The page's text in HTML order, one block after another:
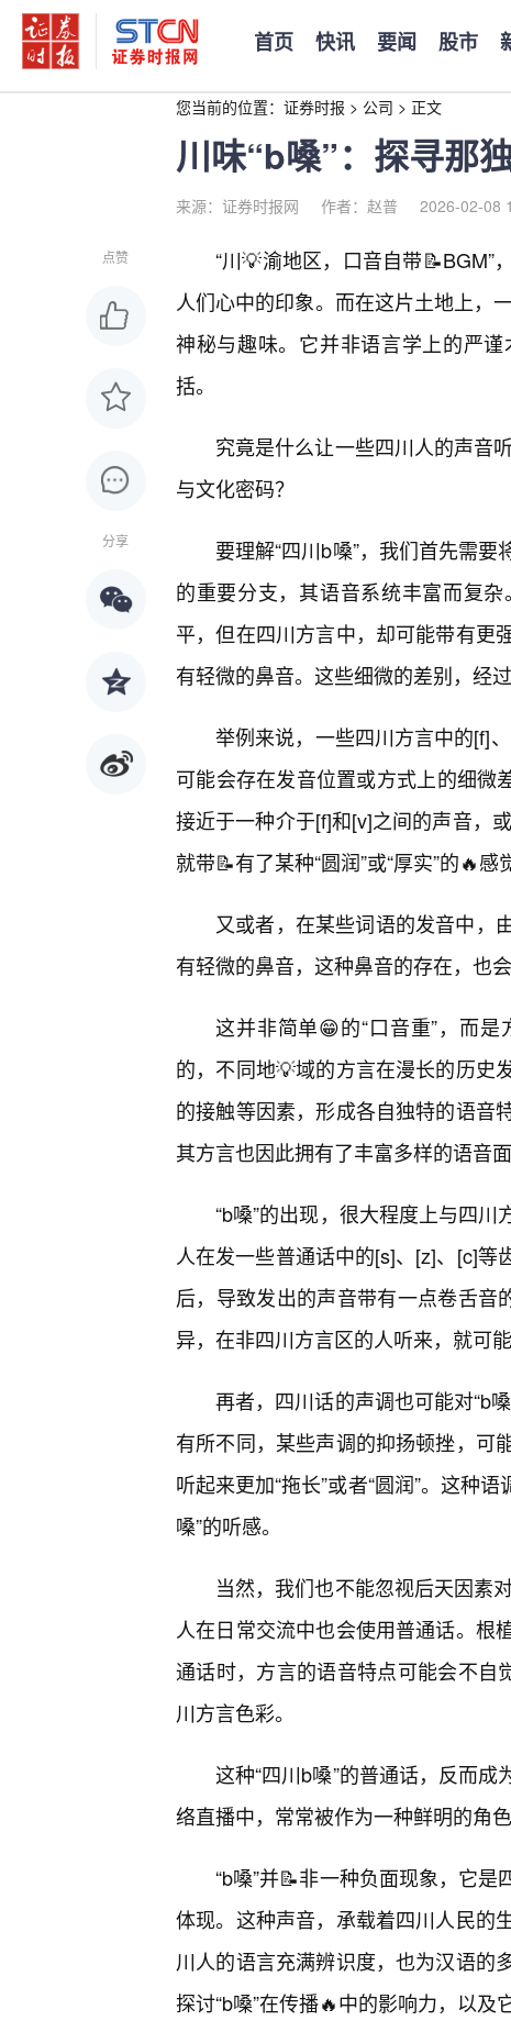
首页 快讯 要闻 股市
您当前的位置： 证券时报 > 公司 > 正文
川味“b嗓”：探寻那
来源：证券时报网 作者：赵普 2026-02-08
点赞
分享
“川💡渝地区，口音自带
人们心中的印象。而在这片土地上，
神秘与趣味。它并非语言学上的严
括。
究竟是什么让一些四川人的声音
与文化密码？
要理解“四川b嗓”，我们首先需
的重要分支，其语音系统丰富而复
平，但在四川方言中，却可能带有更
有轻微的鼻音。这些细微的差别，经
举例来说，一些四川方言中的[f]
可能会存在发音位置或方式上的细微
接近于一种介于[f]和[v]之间的声音，
就带📝有了某种“圆润”或“厚实”的🔥感
又或者，在某些词语的发音中，
有轻微的鼻音，这种鼻音的存在，也
这并非简单😁的“口音重”，而
的，不同地💡域的方言在漫长的历史
的接触等因素，形成各自独特的语音
其方言也因此拥有了丰富多样的语音面
“b嗓”的出现，很大程度上与四
人在发一些普通话中的[s]、[z]、[c]等
后，导致发出的声音带有一点卷舌音
异，在非四川方言区的人听来，就可能
再者，四川话的声调也可能对“b
有所不同，某些声调的抑扬顿挫，可
听起来更加“拖长”或者“圆润”。这种
嗓”的听感。
当然，我们也不能忽视后天因素
人在日常交流中也会使用普通话。根
通话时，方言的语音特点可能会不自
川方言色彩。
这种“四川b嗓”的普通话，反而
络直播中，常常被作为一种鲜明的角
“b嗓”并📝非一种负面现象，它
体现。这种声音，承载着四川人民的
川人的语言充满辨识度，也为汉语的
探讨“b嗓”在传播🔥中的影响力，以及